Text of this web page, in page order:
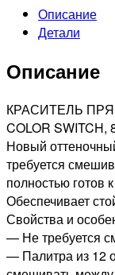
Описание
Детали
Описание
КРАСИТЕЛЬ
COLOR SWITCH,
Новый
требуется
полностью готов
Обеспечивает
Свойства и
— Не требуется
— Палитра из 12